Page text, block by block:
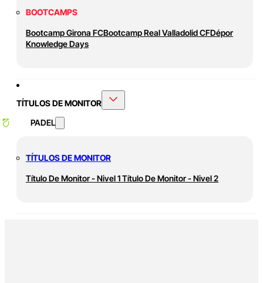
BOOTCAMPS
Bootcamp Girona FCBootcamp Real Valladolid CFDépor
Knowledge Days
TÍTULOS DE MONITOR
PADEL
TÍTULOS DE MONITOR
Título De Monitor - Nivel 1Título De Monitor - Nivel 2